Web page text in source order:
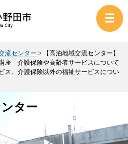
流センター >
【高泊地域交流センター】
座 介護保険や高齢者サービスについて
ス、介護保険以外の福祉サービスについ
ター